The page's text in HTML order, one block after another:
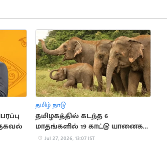
தமிழ் நாடு
தமிழகத்தில் கடந்த 6
மாதங்களில் 19 காட்டு யானைகள்
உயிரிழந்த சோகம்
Jul 27, 2026, 13:07 IST